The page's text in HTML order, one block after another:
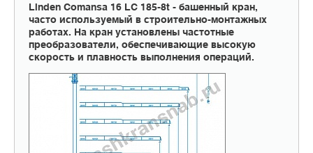
Linden Comansa 16 LC 185-8t - башенный кран,
часто используемый в строительно-монтажных
работах. На кран установлены частотные
преобразователи, обеспечивающие высокую
скорость и плавность выполнения операций.